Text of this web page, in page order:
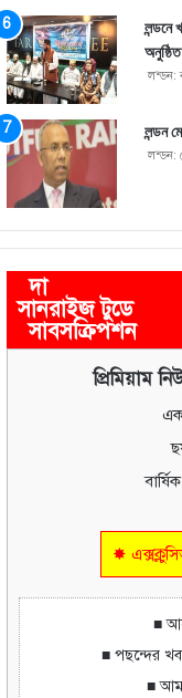
লন্ডনে
অনুষ্ঠিত
লন্ডন:
লন্ডন
লন্ডন:
দা
সানরাইজ টুডে
সাবসক্রিপশন
প্রিমিয়াম
✸
■
■ পছন্দের
■